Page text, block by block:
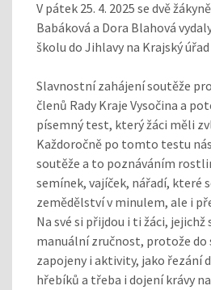
V pátek 25. 4. 2025 se dvě
Babáková a Dora Blahová
školu do Jihlavy na Krajský
Slavnostní zahájení soutěže
členů Rady Kraje Vysočina a
písemný test, který žáci měli
Každoročně po tomto testu
soutěže a to poznáváním
semínek, vajíček, nářadí, které
zemědělství v minulem, ale i
Na své si přijdou i ti žáci,
manuální zručnost, protože do
zapojeny i aktivity, jako řezání
hřebíků a třeba i dojení krávy